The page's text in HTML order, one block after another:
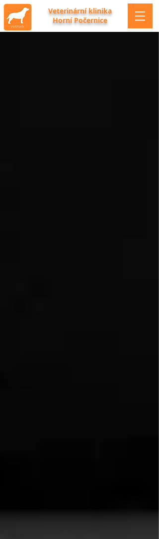
Veterinární klinika
Horní Počernice